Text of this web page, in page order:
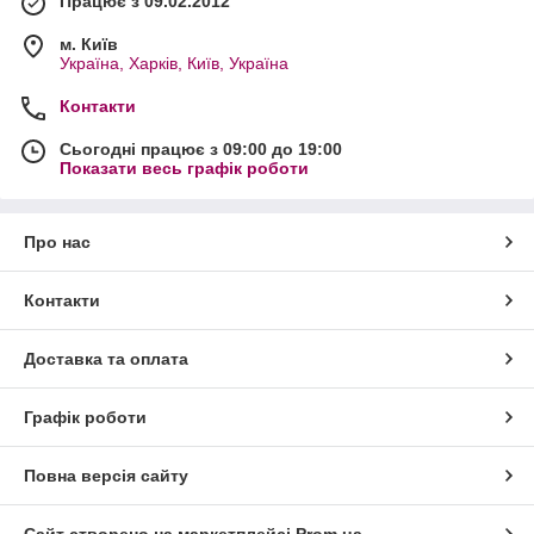
м. Київ
Україна, Харків, Київ, Україна
Контакти
Сьогодні працює з 09:00 до 19:00
Показати весь графік роботи
Про нас
Контакти
Доставка та оплата
Графік роботи
Повна версія сайту